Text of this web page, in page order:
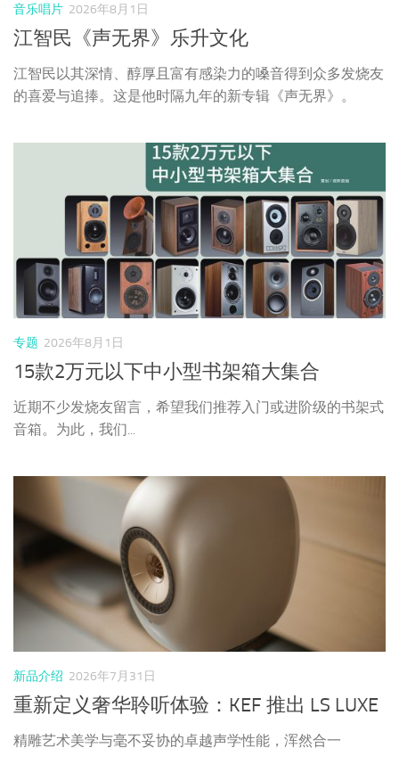
音乐唱片 2026年8月1日
江智民《声无界》乐升文化
江智民以其深情、醇厚且富有感染力的嗓音得到众多发烧友
的喜爱与追捧。这是他时隔九年的新专辑《声无界》。
专题 2026年8月1日
15款2万元以下中小型书架箱大集合
近期不少发烧友留言，希望我们推荐入门或进阶级的书架式
音箱。为此，我们...
新品介绍 2026年7月31日
重新定义奢华聆听体验：KEF 推出 LS LUXE
精雕艺术美学与毫不妥协的卓越声学性能，浑然合一